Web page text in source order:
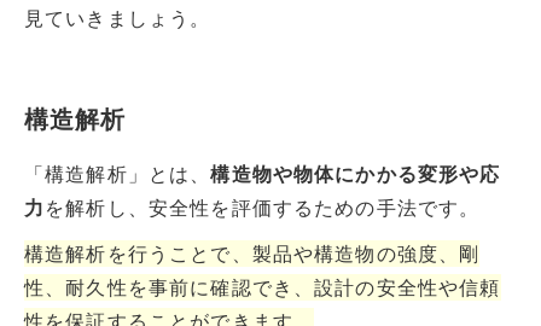
見ていきましょう。
構造解析
「構造解析」とは、構造物や物体にかかる変形や応
力を解析し、安全性を評価するための手法です。
構造解析を行うことで、製品や構造物の強度、剛
性、耐久性を事前に確認でき、設計の安全性や信頼